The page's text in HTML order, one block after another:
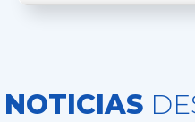
NOTICIAS